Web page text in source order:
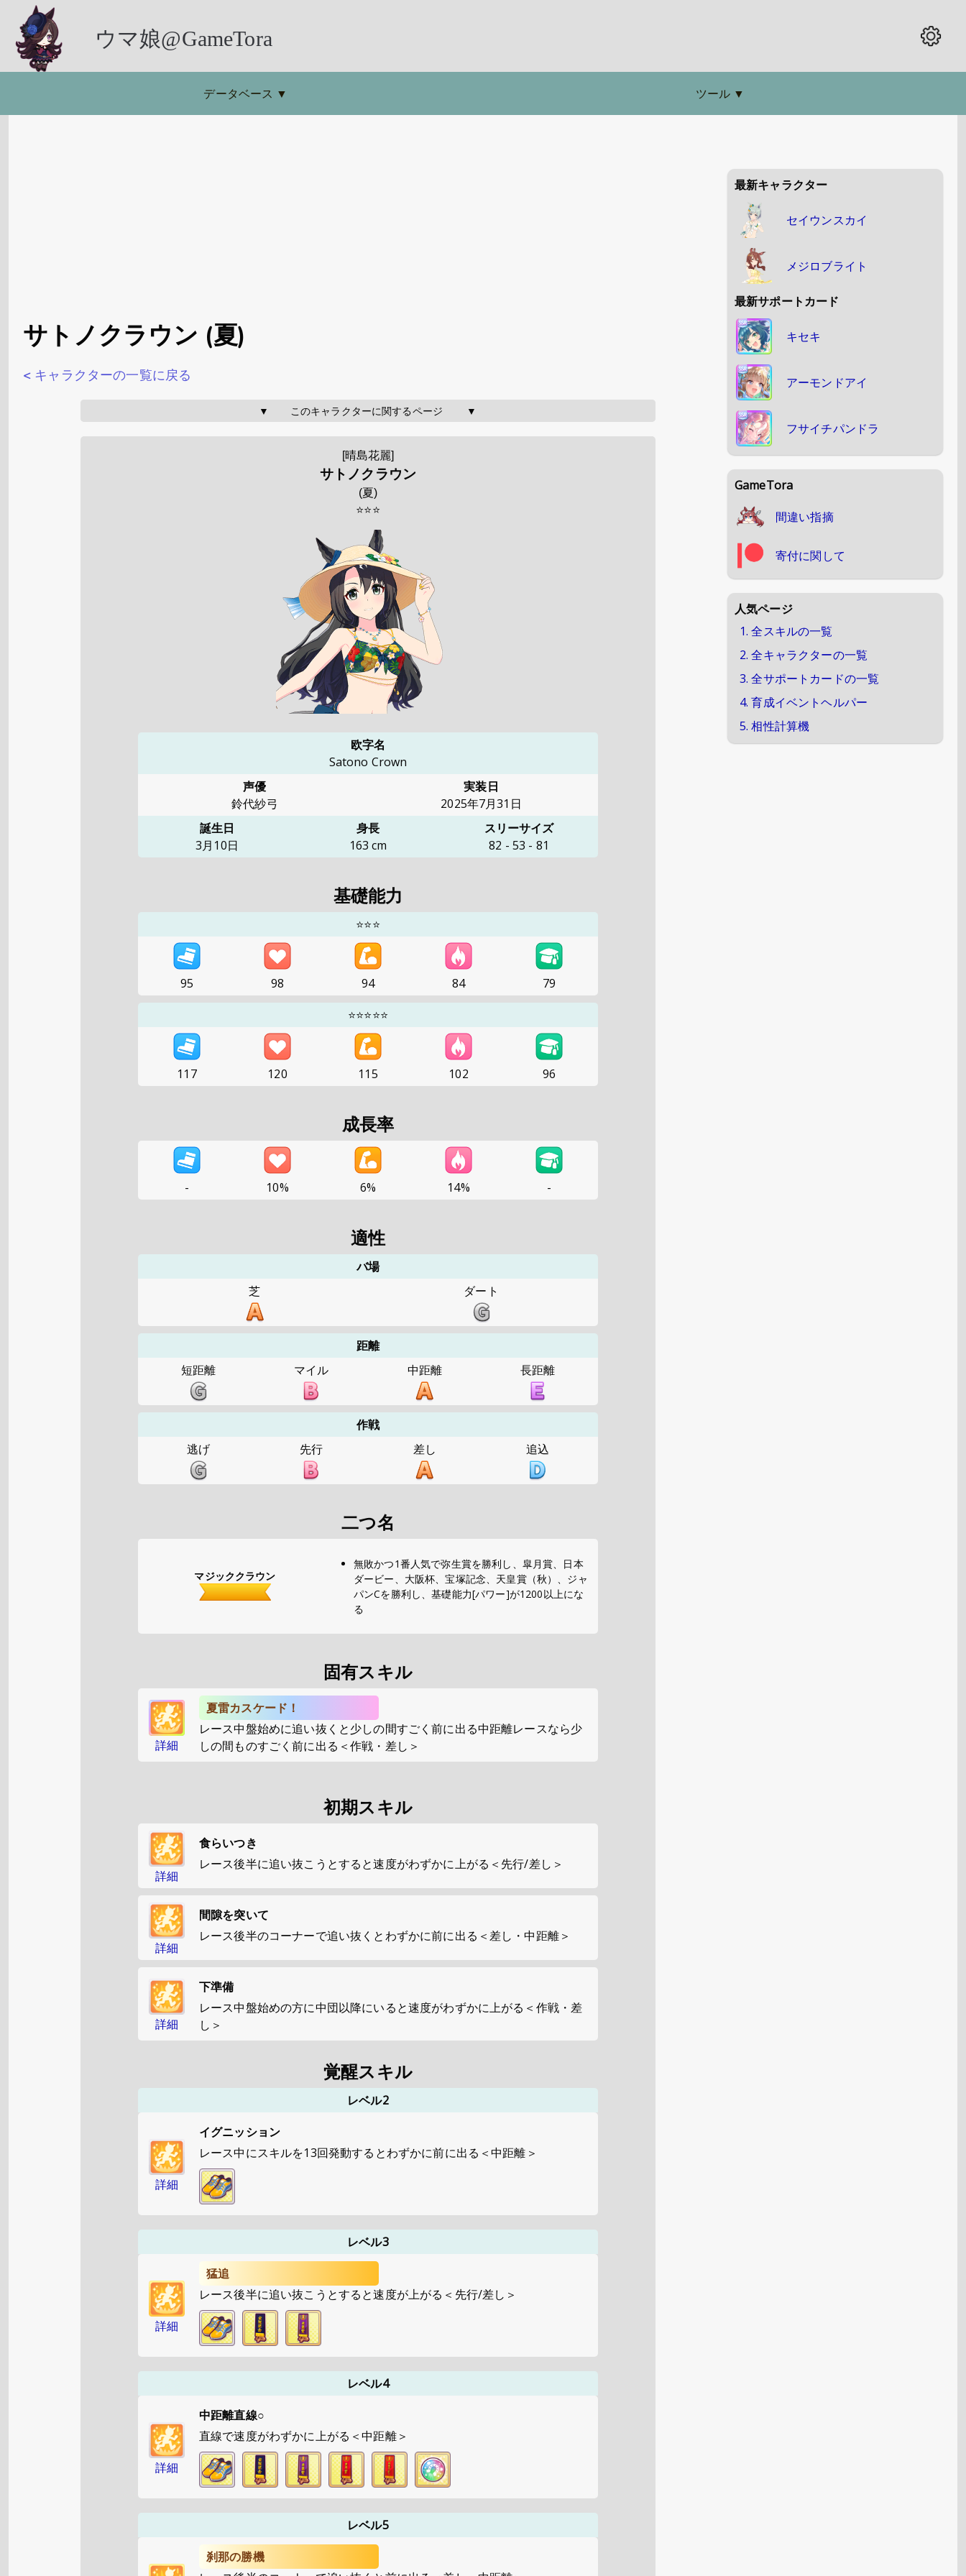
ウマ娘@GameTora
データベース ▼ ツール ▼
サトノクラウン (夏)
< キャラクターの一覧に戻る
▼       このキャラクターに関するページ        ▼
[晴島花麗]
サトノクラウン
(夏)
⭐⭐⭐
欧字名
Satono Crown
声優
鈴代紗弓
実装日
2025年7月31日
誕生日
3月10日
身長
163 cm
スリーサイズ
82 - 53 - 81
基礎能力
⭐⭐⭐
95 98 94 84
79
⭐⭐⭐⭐⭐
117 120 115 102 96
成長率
- 10% 6% 14% -
適性
バ場
芝
ダート
距離
短距離
マイル 中距離 長距離
作戦
逃げ
先行 差し 追込
二つ名
マジッククラウン
無敗かつ1番人気で弥生賞を勝利し、皐月賞、日本
ダービー、大阪杯、宝塚記念、天皇賞（秋）、ジャ
パンCを勝利し、基礎能力[パワー]が1200以上にな
る
固有スキル
詳細
夏雷カスケード！
レース中盤始めに追い抜くと少しの間すごく前に出る中距離レースなら少
しの間ものすごく前に出る＜作戦・差し＞
初期スキル
詳細
食らいつき
レース後半に追い抜こうとすると速度がわずかに上がる＜先行/差し＞
詳細
間隙を突いて
レース後半のコーナーで追い抜くとわずかに前に出る＜差し・中距離＞
詳細
下準備
レース中盤始めの方に中団以降にいると速度がわずかに上がる＜作戦・差
し＞
覚醒スキル
レベル2
詳細
イグニッション
レース中にスキルを13回発動するとわずかに前に出る＜中距離＞
レベル3
詳細
猛追
レース後半に追い抜こうとすると速度が上がる＜先行/差し＞
レベル4
詳細
中距離直線○
直線で速度がわずかに上がる＜中距離＞
レベル5
刹那の勝機
最新キャラクター
セイウンスカイ
メジロブライト
最新サポートカード
キセキ
アーモンドアイ
フサイチパンドラ
GameTora
間違い指摘
寄付に関して
人気ページ
1. 全スキルの一覧
2. 全キャラクターの一覧
3. 全サポートカードの一覧
4. 育成イベントヘルパー
5. 相性計算機